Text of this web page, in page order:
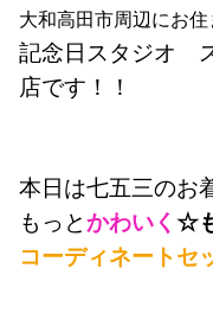
大和高田市周辺にお住
記念日スタジオ　
店です！！
本日は七五三のお
もっとかわいく ☆
コーディネートセ